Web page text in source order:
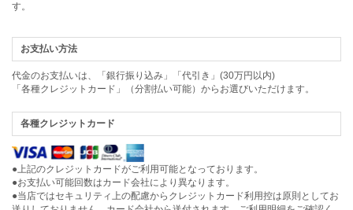
す。
お支払い方法
代金のお支払いは、「銀行振り込み」「代引き」(30万円以内)
「各種クレジットカード」（分割払い可能）からお選びいただけます。
各種クレジットカード
●上記のクレジットカードがご利用可能となっております。
●お支払い可能回数はカード会社により異なります。
●当店ではセキュリティ上の配慮からクレジットカード利用控は原則としてお